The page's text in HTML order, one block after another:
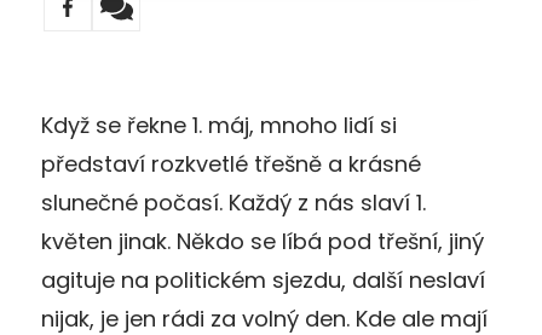
Když se řekne 1. máj, mnoho lidí si
představí rozkvetlé třešně a krásné
slunečné počasí. Každý z nás slaví 1.
květen jinak. Někdo se líbá pod třešní, jiný
agituje na politickém sjezdu, další neslaví
nijak, je jen rádi za volný den. Kde ale mají